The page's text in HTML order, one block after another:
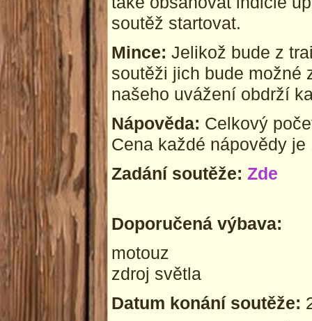
soutěž startovat.
Mince: Jelikož bude z
soutěži jich bude možné
našeho uvážení obdrží
Nápověda: Celkový
Cena každé nápovědy je
Zadání soutěže: Zde
Doporučená výbava:
motouz
zdroj světla
Datum konání soutěže: